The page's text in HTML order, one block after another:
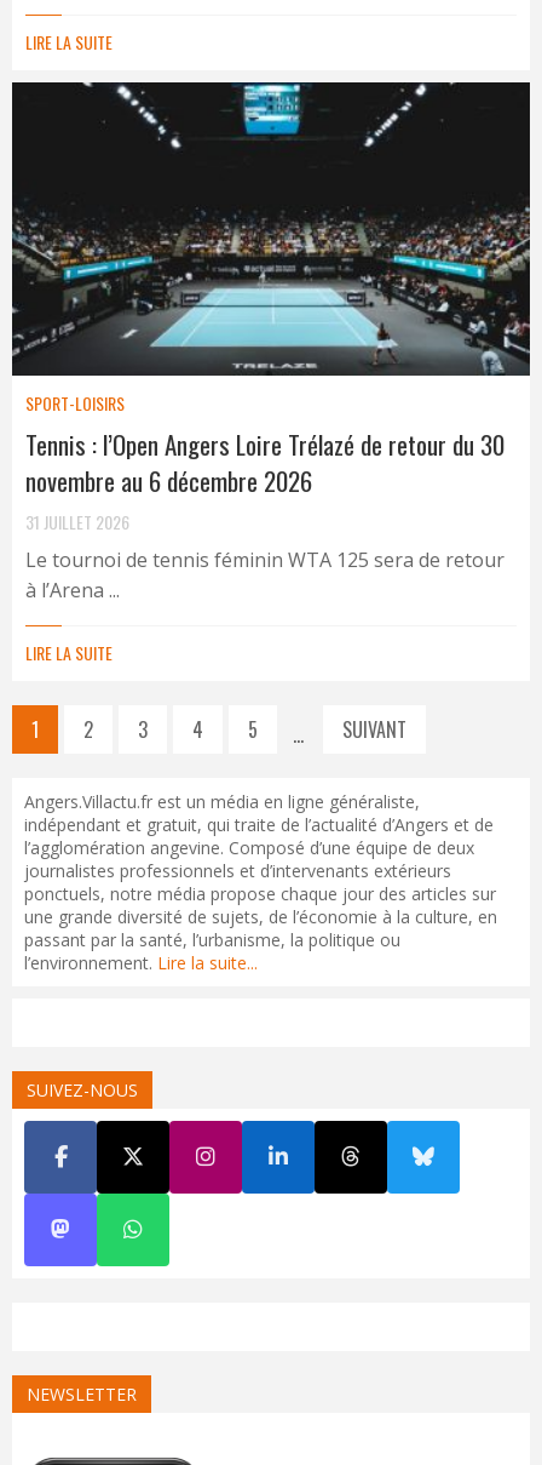
LIRE LA SUITE
SPORT-LOISIRS
Tennis : l’Open Angers Loire Trélazé de retour du 30
novembre au 6 décembre 2026
31 JUILLET 2026
Le tournoi de tennis féminin WTA 125 sera de retour
à l’Arena ...
LIRE LA SUITE
1 2 3 4 5 … SUIVANT
Angers.Villactu.fr est un média en ligne généraliste,
indépendant et gratuit, qui traite de l’actualité d’Angers et de
l’agglomération angevine. Composé d’une équipe de deux
journalistes professionnels et d’intervenants extérieurs
ponctuels, notre média propose chaque jour des articles sur
une grande diversité de sujets, de l’économie à la culture, en
passant par la santé, l’urbanisme, la politique ou
l’environnement. Lire la suite...
SUIVEZ-NOUS
NEWSLETTER